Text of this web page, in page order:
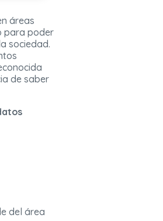
áreas
para poder
sociedad.
de saber
del área